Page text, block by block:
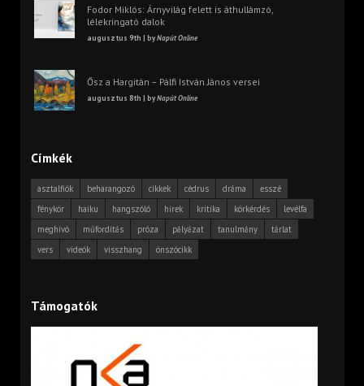
Fodor Miklós: Árnyvilág felett is áthullámzó,
lélekringató dalok
augusztus 9th | byNapút Online
Ősz a Hargitán – Pálfi István János versei
augusztus 8th | byNapút Online
Címkék
asztalfiók beharangozó cikkek cédrus dráma
esszé
fénykör
haiku hangszóló hírek kritika körkérdés
levélfa
meghívó
műfordítás próza pályázat tanulmány
tárlat
vers
videók visszhang önszócikk
Támogatók